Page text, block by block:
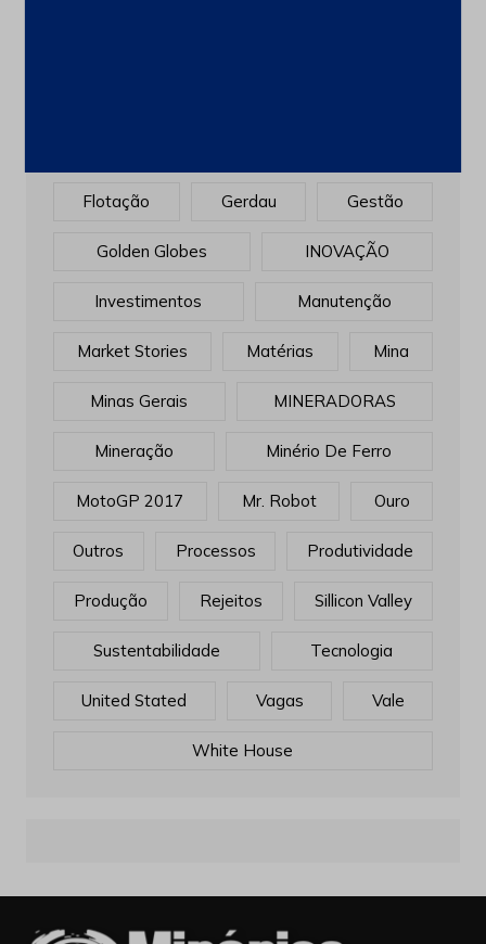
Flotação Gerdau Gestão
Golden Globes INOVAÇÃO
Investimentos Manutenção
Market Stories Matérias Mina
Minas Gerais MINERADORAS
Mineração Minério De Ferro
MotoGP 2017 Mr. Robot Ouro
Outros Processos Produtividade
Produção Rejeitos Sillicon Valley
Sustentabilidade Tecnologia
United Stated Vagas Vale
White House